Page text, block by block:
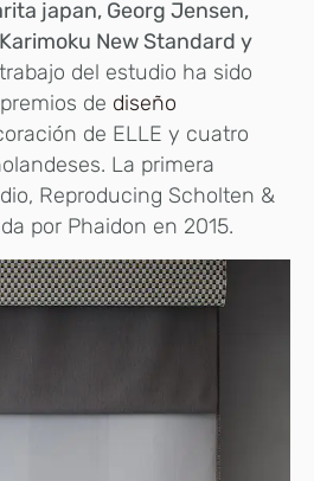
japan, Georg Jensen,
New Standard y
del estudio ha sido
de diseño
de ELLE y cuatro
La primera
Reproducing Scholten &
por Phaidon en 2015.